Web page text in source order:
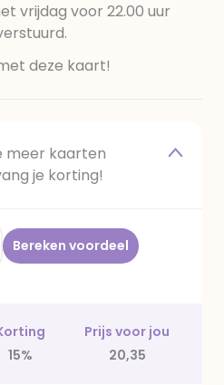
vrijdag voor 22.00 uur
deze kaart!
meer kaarten
je korting!
Bereken voordeel
Prijs voor jou
15% 20,35